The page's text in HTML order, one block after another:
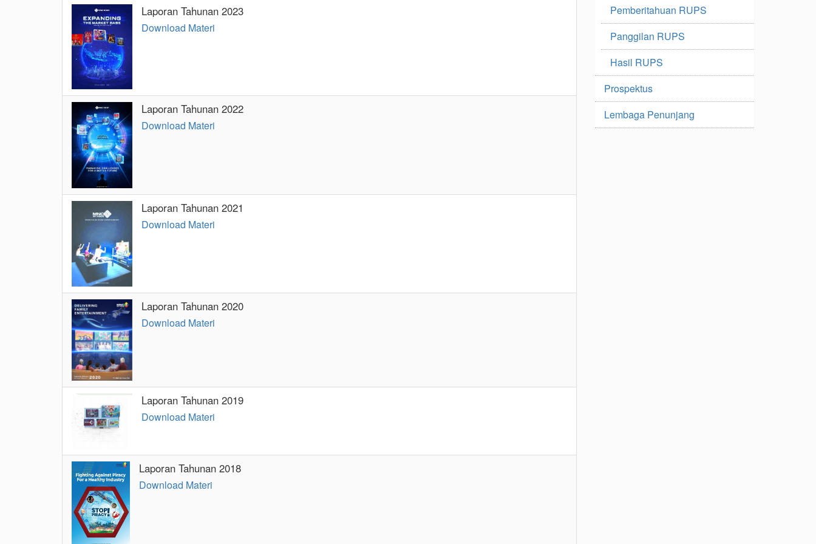
Laporan Tahunan 2023
Download Materi
Laporan Tahunan 2022
Download Materi
Laporan Tahunan 2021
Download Materi
Laporan Tahunan 2020
Download Materi
Laporan Tahunan 2019
Download Materi
Laporan Tahunan 2018
Download Materi
Pemberitahuan RUPS
Panggilan RUPS
Hasil RUPS
Prospektus
Lembaga Penunjang